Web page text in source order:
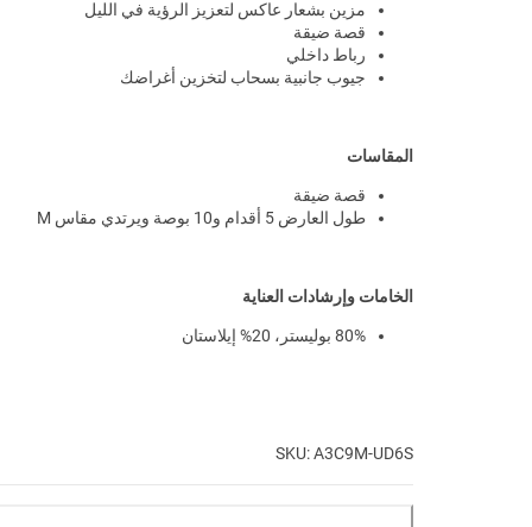
مزين بشعار عاكس لتعزيز الرؤية في الليل
قصة ضيقة
رباط داخلي
جيوب جانبية بسحاب لتخزين أغراضك
المقاسات
قصة ضيقة
طول العارض 5 أقدام و10 بوصة ويرتدي مقاس M
الخامات وإرشادات العناية
80% بوليستر، 20% إيلاستان
SKU: A3C9M-UD6S